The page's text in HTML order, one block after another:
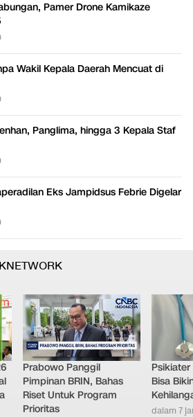
Pamer Drone Kamikaze
Wakil Kepala Daerah Mencuat di
Panglima, hingga 3 Kepala Staf
Eks Jampidsus Febrie Digelar
Prabowo Panggil
Pimpinan BRIN, Bahas
Riset Untuk Program
Prioritas
Bisa
dalam 7